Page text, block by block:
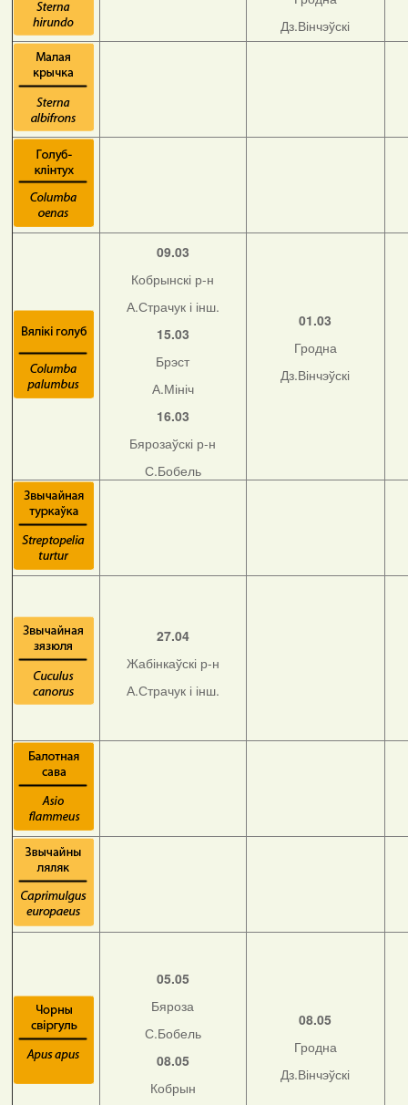
Дз.Вінчэўскі
09.03
Кобрынскі р-н
А.Страчук і інш.
15.03
Брэст
А.Мініч
16.03
Бярозаўскі р-н
С.Бобель
01.03
Гродна
Дз.Вінчэўскі
27.04
Жабінкаўскі р-н
А.Страчук і інш.
05.05
Бяроза
С.Бобель
08.05
Кобрын
08.05
Гродна
Дз.Вінчэўскі